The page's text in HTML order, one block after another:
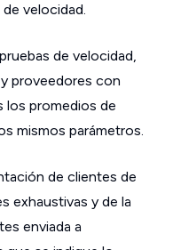
velocidad.
de velocidad,
proveedores con
los promedios de
mismos parámetros.
de clientes de
exhaustivas y de la
enviada a